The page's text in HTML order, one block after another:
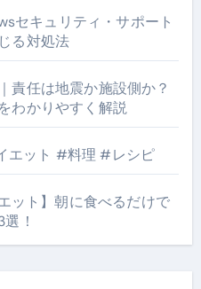
セキュリティ・サポート
る対処法
責任は地震か施設側か？
わかりやすく解説
エット #料理 #レシピ
ット】朝に食べるだけで
！